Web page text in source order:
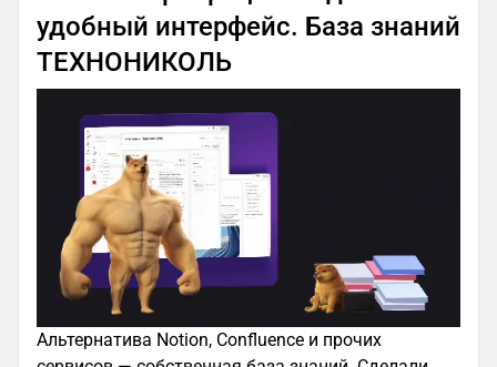
удобный интерфейс. База знаний
ТЕХНОНИКОЛЬ
Альтернатива Notion, Confluence и прочих